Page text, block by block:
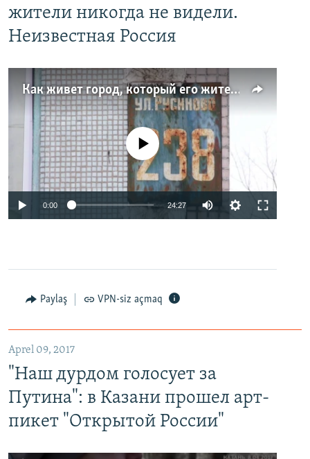
жители никогда не видели.
Неизвестная Россия
Как живет город, который его жители никогда не видели. Неизвестная Россия
No media source currently available
0:00 24:27
Paylaş VPN-siz açmaq
Aprel 09, 2017
"Наш дурдом голосует за
Путина": в Казани прошел арт-
пикет "Открытой России"